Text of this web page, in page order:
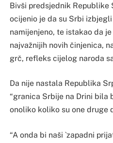
Bivši predsjednik Republike
ocijenio je da su Srbi
namijenjeno, te istakao da
najvažnijih novih činjenica,
grč, refleks cijelog naroda
Da nije nastala Republika
“granica Srbije na Drini bila
onoliko koliko su one druge
“A onda bi naši `zapadni